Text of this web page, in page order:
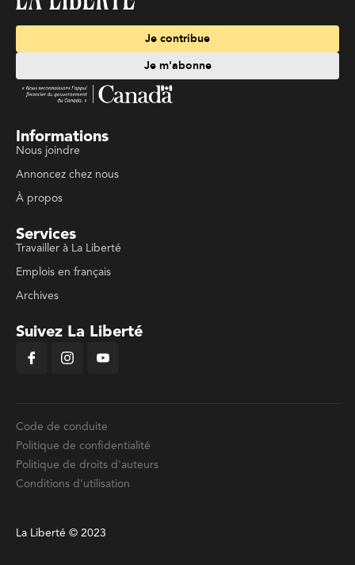
Je contribue
Je m'abonne
Informations
Nous joindre
Annoncez chez nous
À propos
Services
Travailler à La Liberté
Emplois en français
Archives
Suivez La Liberté
Code de conduite
Politique de confidentialité
Politique de droits d'auteurs
Conditions d'utilisation
La Liberté © 2023